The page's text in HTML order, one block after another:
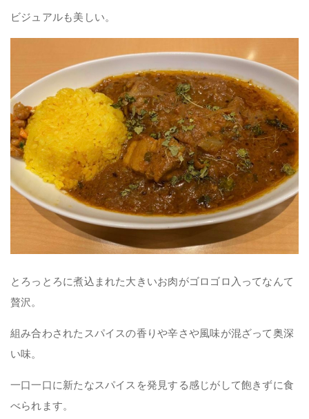
ビジュアルも美しい。
とろっとろに煮込まれた大きいお肉がゴロゴロ入ってなんて
贅沢。
組み合わされたスパイスの香りや辛さや風味が混ざって奥深
い味。
一口一口に新たなスパイスを発見する感じがして飽きずに食
べられます。